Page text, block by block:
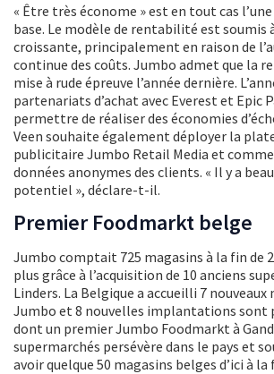
« Être très économe » est en tout cas l’une
base. Le modèle de rentabilité est soumis
croissante, principalement en raison de
continue des coûts. Jumbo admet que la
mise à rude épreuve l’année dernière.
partenariats d’achat avec Everest et Epic
permettre de réaliser des économies
Veen souhaite également déployer la
publicitaire Jumbo Retail Media et
données anonymes des clients. « Il y a
potentiel », déclare-t-il.
Premier Foodmarkt belge
Jumbo comptait 725 magasins à la fin de
plus grâce à l’acquisition de 10 anciens
Linders. La Belgique a accueilli 7 nouveaux
Jumbo et 8 nouvelles implantations sont
dont un premier Jumbo Foodmarkt à
supermarchés persévère dans le pays et
avoir quelque 50 magasins belges d’ici à la